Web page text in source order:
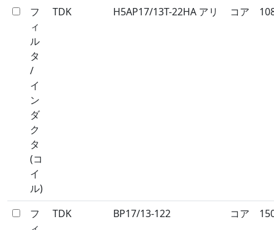
フ
ィ
ル
タ
/
イ
ン
ダ
ク
タ
(コ
イ
ル)
TDK H5AP17/13T-22HA アリ コア
フ
TDK BP17/13-122 コア